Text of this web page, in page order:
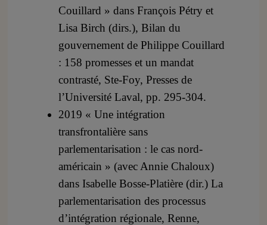
Couillard » dans François Pétry et
Lisa Birch (dirs.), Bilan du
gouvernement de Philippe Couillard
: 158 promesses et un mandat
contrasté, Ste-Foy, Presses de
l’Université Laval, pp. 295-304.
2019 « Une intégration
transfrontalière sans
parlementarisation : le cas nord-
américain » (avec Annie Chaloux)
dans Isabelle Bosse-Platière (dir.) La
parlementarisation des processus
d’intégration régionale, Renne,